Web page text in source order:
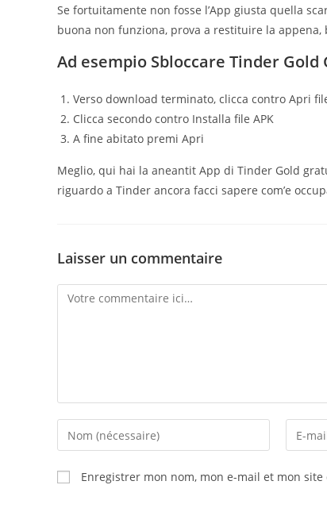
Se fortuitamente non fosse l’App giusta quella
buona non funziona, prova a restituire la
Ad esempio Sbloccare Tinder
Verso download terminato, clicca contro Apri
Clicca secondo contro Installa file APK
A fine abitato premi Apri
Meglio, qui hai la aneantit App di Tinder Gold
riguardo a Tinder ancora facci sapere com’e
Laisser un commentaire
Enregistrer mon nom, mon e-mail et mon